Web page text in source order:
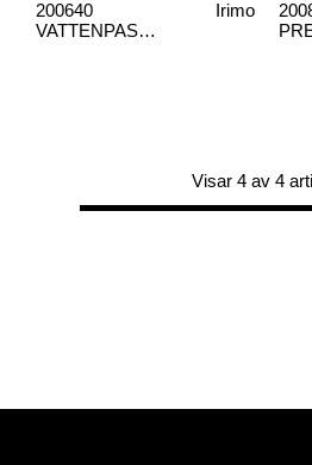
VATTENPASSATSER, 2 ST
Irimo
200640
Visar 4 av 4